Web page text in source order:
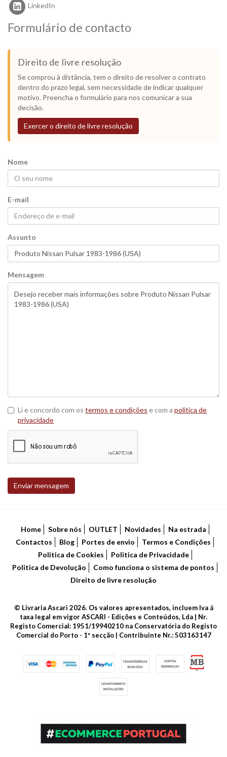
LinkedIn
Formulário de contacto
Direito de livre resolução
Se comprou à distância, tem o direito de resolver o contrato
dentro do prazo legal, sem necessidade de indicar qualquer
motivo. Preencha o formulário para nos comunicar a sua
decisão.
Exercer o direito de livre resolução
Nome
E-mail
Assunto
Mensagem
Li e concordo com os termos e condições e com a política de
privacidade
Enviar mensagem
Home Sobre nós OUTLET Novidades
Na estrada
Contactos
Blog Portes de envio
Termos e Condições
Politica de Cookies
Politica de Privacidade
Politica de Devolução
Como funciona o sistema de pontos
Direito de livre resolução
© Livraria Ascari 2026. Os valores apresentados, incluem Iva á
taxa legal em vigor ASCARI - Edições e Conteúdos, Lda | Nr.
Registo Comercial: 1951/19940210 na Conservatória do Registo
Comercial do Porto - 1ª secção | Contribuinte Nr.: 503163147